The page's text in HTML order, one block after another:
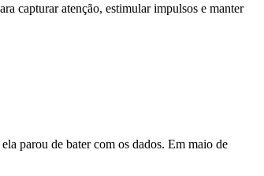
capturar atenção, estimular impulsos e manter
parou de bater com os dados. Em maio de